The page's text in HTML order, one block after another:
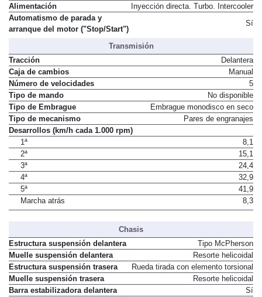
Alimentación
Inyección directa. Turbo. Intercooler
Automatismo de parada y
arranque del motor ("Stop/Start")
Sí
Transmisión
Tracción
Delantera
Caja de cambios
Manual
Número de velocidades
5
Tipo de mando
No disponible
Tipo de Embrague
Embrague monodisco en seco
Tipo de mecanismo
Pares de engranajes
Desarrollos (km/h cada 1.000 rpm)
1ª
8,1
2ª
15,1
3ª
24,4
4ª
32,9
5ª
41,9
Marcha atrás
8,3
Chasis
Estructura suspensión delantera
Tipo McPherson
Muelle suspensión delantera
Resorte helicoidal
Estructura suspensión trasera
Rueda tirada con elemento torsional
Muelle suspensión trasera
Resorte helicoidal
Barra estabilizadora delantera
Sí